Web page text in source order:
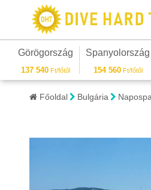
Görögország
137 540 Ft/főtől
Spanyolország
154 560Ft/főtől
Főoldal Bulgária